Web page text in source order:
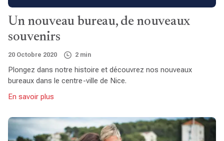
Un nouveau bureau, de nouveaux
souvenirs
20 Octobre 2020 2 min
Plongez dans notre histoire et découvrez nos nouveaux
bureaux dans le centre-ville de Nice.
En savoir plus